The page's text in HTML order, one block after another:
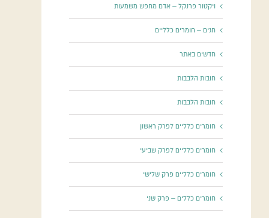
ויקטור פרנקל – אדם מחפש משמעות
חגים – חומרים כלליים
חדשים באתר
חובות הלבבות
חובות הלבבות
חומרים כלליים לפרק ראשון
חומרים כלליים לפרק שביעי
חומרים כלליים פרק שלישי
חומרים כללים – פרק שני